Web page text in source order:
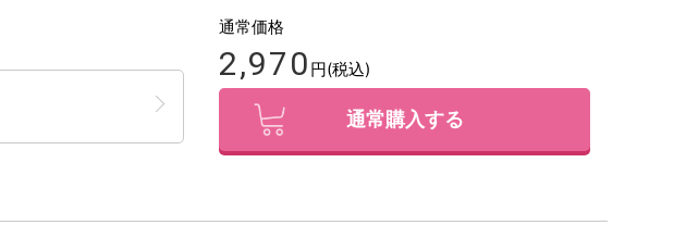
通常価格
2,970 円(税込)
通常購入する